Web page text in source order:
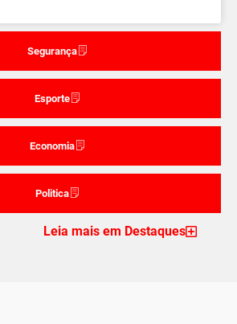
Segurança
Esporte
Economia
Politica
Leia mais em Destaques